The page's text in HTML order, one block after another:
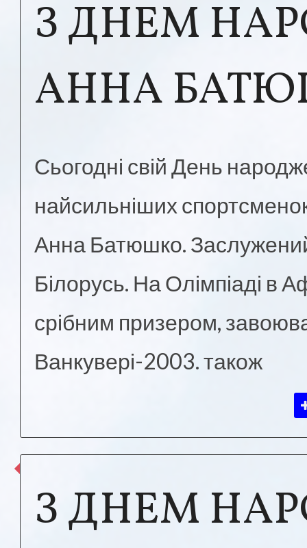
З ДНЕМ
АННА
Сьогодні свій День
найсильніших спортсменок
Анна Батюшко.
Білорусь. На Олімпіаді в
срібним призером,
Ванкувері-2003. також
З ДНЕМ